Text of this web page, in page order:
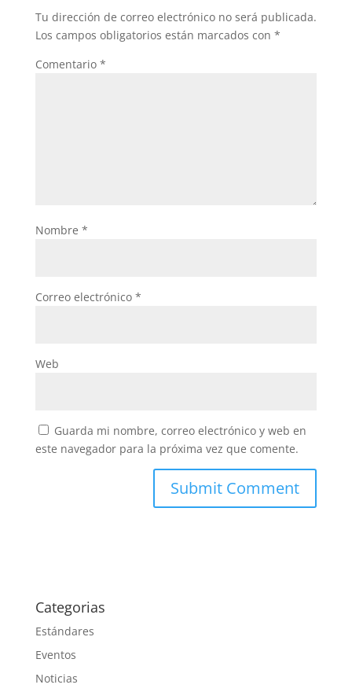
Tu dirección de correo electrónico no será publicada.
Los campos obligatorios están marcados con *
Comentario *
Nombre *
Correo electrónico *
Web
Guarda mi nombre, correo electrónico y web en
este navegador para la próxima vez que comente.
Categorias
Estándares
Eventos
Noticias